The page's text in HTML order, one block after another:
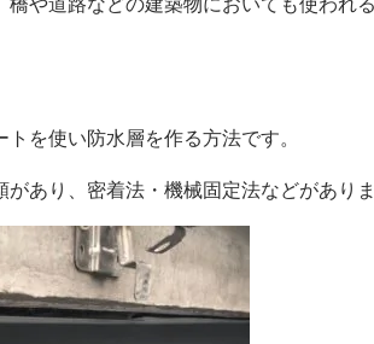
や道路などの建築物においても使われる
を使い防水層を作る方法です。
あり、密着法・機械固定法などがありま